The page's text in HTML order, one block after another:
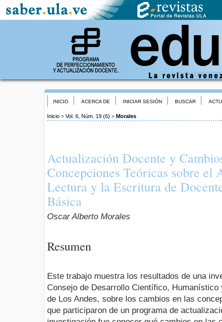
INICIO ACERCA DE INICIAR SESIÓN BUSCAR
Inicio > Vol. 6, Núm. 19 (6) > Morales
Actualización Docente y
Concepciones Teóricas sobre el
Lectura y la Escritura de
Básica
Oscar Alberto Morales
Resumen
Este trabajo muestra los resultados de una
Consejo de Desarrollo Científico,
de Los Andes, sobre los cambios en las
que participaron de un programa de